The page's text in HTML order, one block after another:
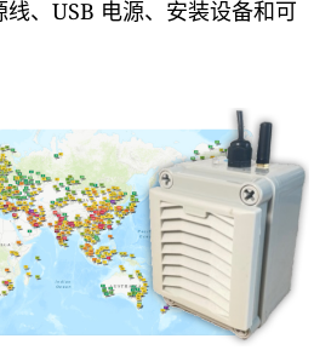
、USB 电源、安装设备和可